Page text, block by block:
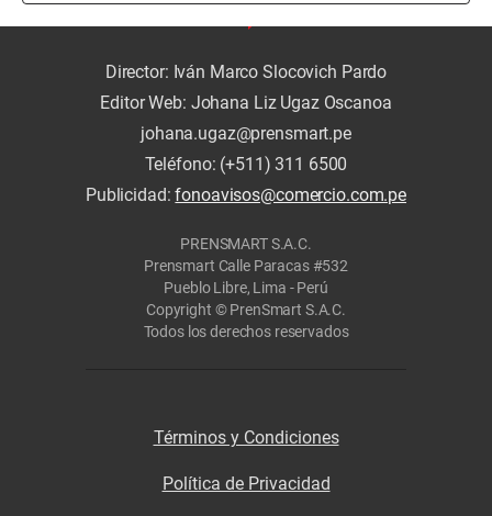
Director: Iván Marco Slocovich Pardo
Editor Web: Johana Liz Ugaz Oscanoa
johana.ugaz@prensmart.pe
Teléfono: (+511) 311 6500
Publicidad:fonoavisos@comercio.com.pe
PRENSMART S.A.C.
Prensmart Calle Paracas #532
Pueblo Libre, Lima - Perú
Copyright © PrenSmart S.A.C.
Todos los derechos reservados
Términos y Condiciones
Política de Privacidad